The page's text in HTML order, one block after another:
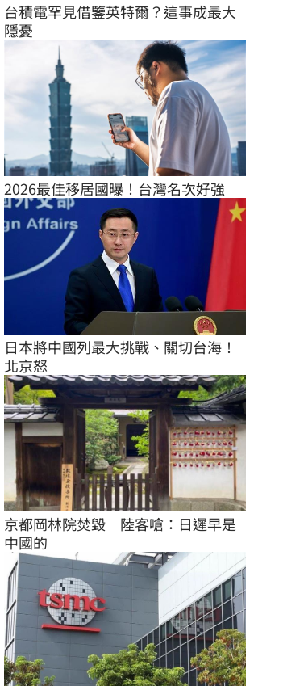
台積電罕見借鑒英特爾？這事成最大
隱憂
2026最佳移居國曝！台灣名次好強
日本將中國列最大挑戰、關切台海！
北京怒
京都岡林院焚毀　陸客嗆：日遲早是
中國的